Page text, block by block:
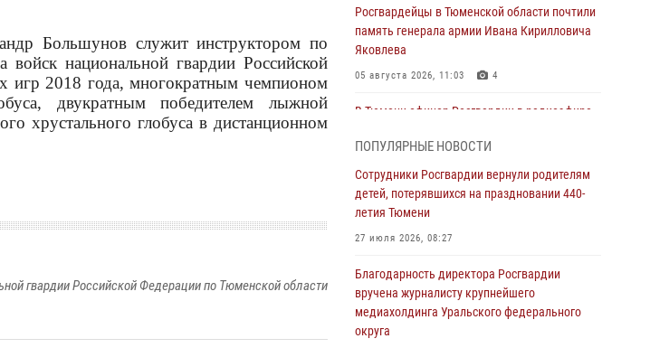
Большунов служит инструктором по
национальной гвардии Российской
игр 2018 года, многократным чемпионом
двукратным победителем лыжной
хрустального глобуса в дистанционном
гвардии Российской Федерации по Тюменской области
Росгвардейцы в Тюменской области почтили
память генерала армии Ивана Кирилловича
Яковлева
05 августа 2026, 11:03 4
В Тюмени офицер Росгвардии в радиоэфире
владения оружием
05 августа 2026, 09:56 2
Военнослужащие Росгвардии сбили дрон-
Стальной характер продемонстрировали
росгвардейцы в ходе масштабных
спортивных событий на Урале
ПОПУЛЯРНЫЕ НОВОСТИ
Сотрудники Росгвардии вернули родителям
детей, потерявшихся на праздновании 440-
летия Тюмени
27 июля 2026, 08:27
Благодарность директора Росгвардии
вручена журналисту крупнейшего
медиахолдинга Уральского федерального
округа